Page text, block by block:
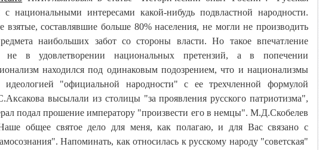
с национальными интересами какой-нибудь подвластной народности.
взятые, составлявшие больше 80% населения, не могли не производить
наибольших забот со стороны власти. Но такое впечатление
в удовлетворении национальных претензий, а в попечении
находился под одинаковым подозрением, что и национализмы
"официальной народности" с ее трехчленной формулой
высылали из столицы "за проявления русского патриотизма",
подал прошение императору "произвести его в немцы". М.Д.Скобелев
общее святое дело для меня, как полагаю, и для Вас связано с
Напоминать, как относилась к русскому народу "советская"